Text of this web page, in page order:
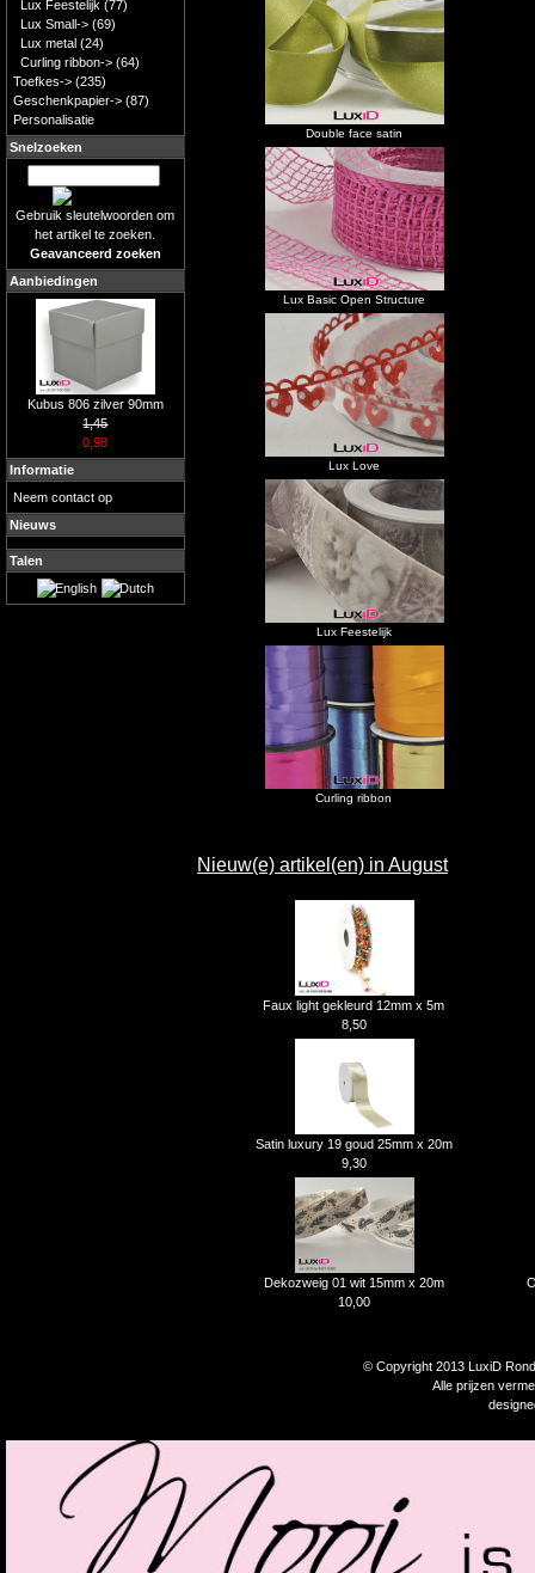
Double face satin
Lux Basic Open Structure
Lux Love
Lux Feestelijk
Curling ribbon
Nieuw(e) artikel(en) in August
Faux light gekleurd 12mm x 5m
8,50
Satin luxury 19 goud 25mm x 20m
9,30
Dekozweig 01 wit 15mm x 20m
10,00
Lux Feestelijk (77)
Lux Small-> (69)
Lux metal (24)
Curling ribbon-> (64)
Toefkes-> (235)
Geschenkpapier-> (87)
Personalisatie
Snelzoeken
Gebruik sleutelwoorden om
het artikel te zoeken.
Geavanceerd zoeken
Aanbiedingen
Kubus 806 zilver 90mm
1,45
0,98
Informatie
Neem contact op
Nieuws
Talen
© Copyright 2013 LuxiD
Alle prijzen